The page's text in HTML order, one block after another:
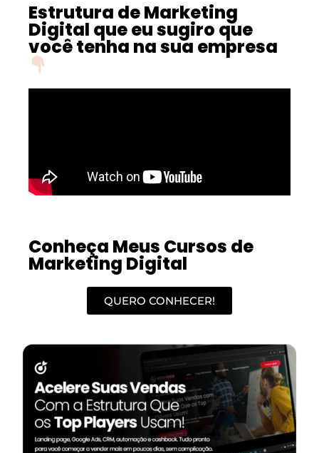
Estrutura de Marketing
Digital que eu sugiro que
você tenha na sua empresa
Conheça Meus Cursos de
Marketing Digital
QUERO CONHECER!